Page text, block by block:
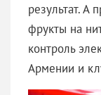
результат. А
фрукты на
контроль
Армении и